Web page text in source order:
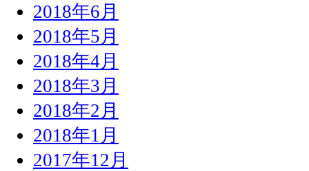
2018年6月
2018年5月
2018年4月
2018年3月
2018年2月
2018年1月
2017年12月